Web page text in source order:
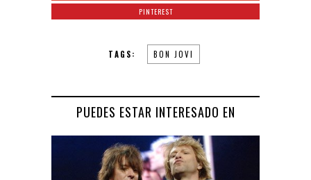
PINTEREST
TAGS: BON JOVI
PUEDES ESTAR INTERESADO EN